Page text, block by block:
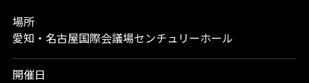
場所
愛知・名古屋国際会議場センチュリーホール
開催日